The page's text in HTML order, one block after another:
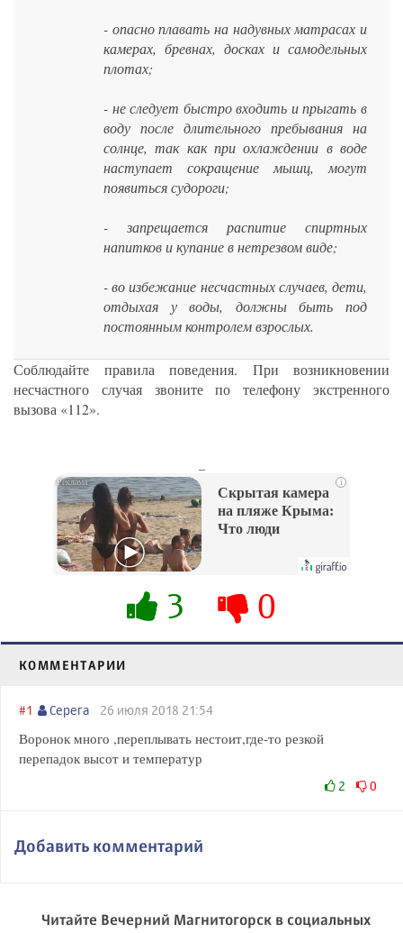
- опасно плавать на надувных матрасах и
камерах, бревнах, досках и самодельных
плотах;
- не следует быстро входить и прыгать в
воду после длительного пребывания на
солнце, так как при охлаждении в воде
наступает сокращение мышц, могут
появиться судороги;
- запрещается распитие спиртных
напитков и купание в нетрезвом виде;
- во избежание несчастных случаев, дети,
отдыхая у воды, должны быть под
постоянным контролем взрослых.
Соблюдайте правила поведения. При возникновении
несчастного случая звоните по телефону экстренного
вызова «112».
i
Скрытая камера
на пляже Крыма:
Что люди
их не видят...
3 0
КОММЕНТАРИИ
#1 Серега 26 июля 2018 21:54
Воронок много ,переплывать нестоит,где-то резкой
перепадок высот и температур
2 0
Добавить комментарий
Читайте Вечерний Магнитогорск в социальных